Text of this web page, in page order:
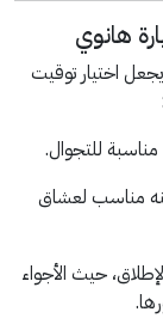
هانوي
اختيار توقيت
للتجوال.
مناسب لعشاق
حيث الأجواء